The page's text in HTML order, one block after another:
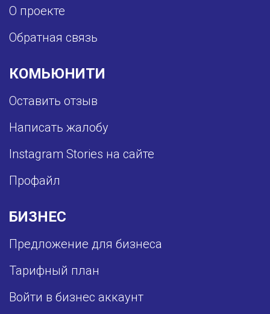
О проекте
Обратная связь
КОМЬЮНИТИ
Оставить отзыв
Написать жалобу
Instagram Stories на сайте
Профайл
БИЗНЕС
Предложение для бизнеса
Тарифный план
Войти в бизнес аккаунт